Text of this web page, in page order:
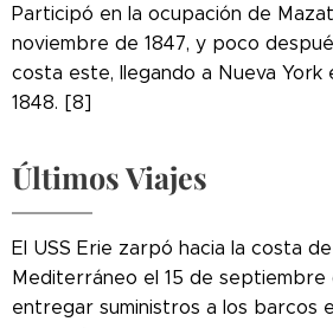
Participó en la ocupación de
noviembre de 1847, y poco
costa este, llegando a Nueva York
1848. [8]
Últimos Viajes
El USS Erie zarpó hacia la costa
Mediterráneo el 15 de septiembre
entregar suministros a los barcos